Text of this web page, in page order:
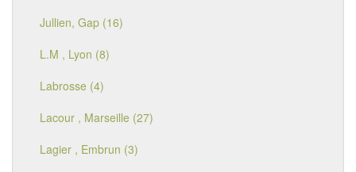
Jullien, Gap (16)
L.M , Lyon (8)
Labrosse (4)
Lacour , Marseille (27)
Lagier , Embrun (3)